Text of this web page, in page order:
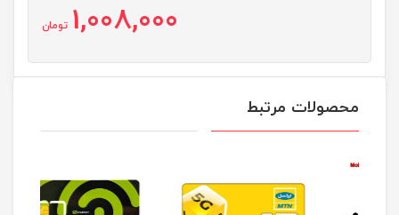
1,008,000 تومان
محصولات مرتبط